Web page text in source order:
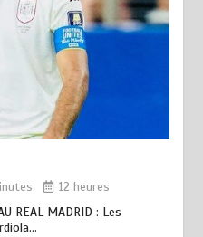
12 heures
REAL MADRID : Les